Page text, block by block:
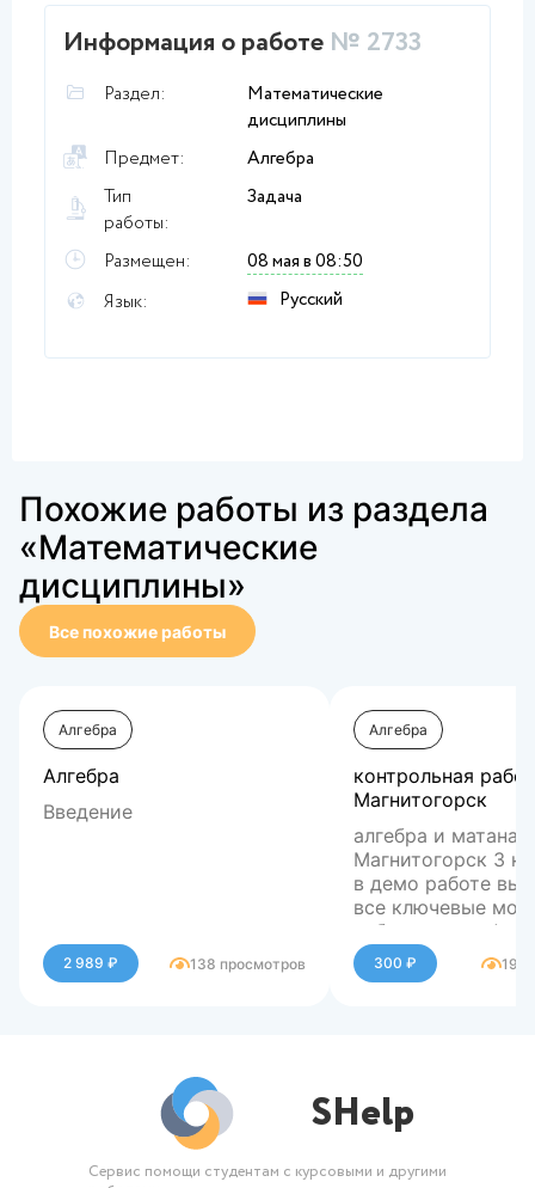
Информация о работе № 2733
Раздел:
Математические
дисциплины
Предмет:
Алгебра
Тип
работы:
Задача
Размещен:
08 мая в 08:50
Язык:
Русский
Похожие работы из раздела
«Математические
дисциплины»
Все похожие работы
Алгебра
Алгебра
Введение
2 989 ₽ 138 просмотров
Алгебра
контрольная
Магнитогорск
алгебра и
Магнитогорск 3
в демо работе
все ключевые
таблицы и
которых работа
не полной, в
300 ₽ 195
SHelp
Сервис помощи студентам с курсовыми и другими